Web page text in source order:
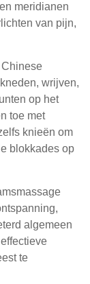
meridianen
van pijn,
wrijven,
op het
toe met
knieën om
blokkades op
algemeen
te